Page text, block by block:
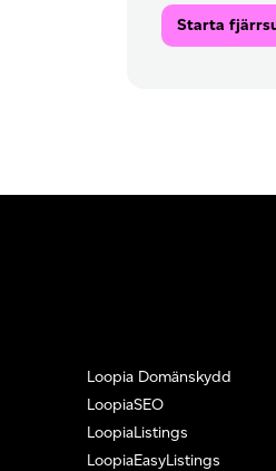
Starta
Loopia Domänskydd
LoopiaSEO
LoopiaListings
LoopiaEasyListings